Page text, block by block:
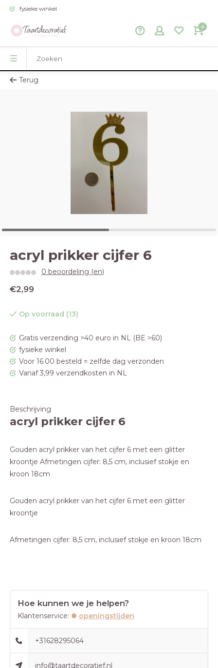
fysieke winkel
0
Terug
acryl prikker cijfer 6
0 beoordeling (en)
€2,99
Op voorraad (13)
Gratis verzending >40 euro in NL (BE >60)
fysieke winkel
Voor 16.00 besteld = zelfde dag verzonden
Vanaf 3,99 verzendkosten in NL
Beschrijving
acryl prikker cijfer 6
Gouden acryl prikker van het cijfer 6 met een glitter
kroontje Afmetingen cijfer: 8,5 cm, inclusief stokje en
kroon 18cm
Gouden acryl prikker van het cijfer 6 met een glitter
kroontje
Afmetingen cijfer: 8,5 cm, inclusief stokje en kroon 18cm
Hoe kunnen we je helpen?
Klantenservice: openingstijden
+31628295064
info@taartdecoratief.nl